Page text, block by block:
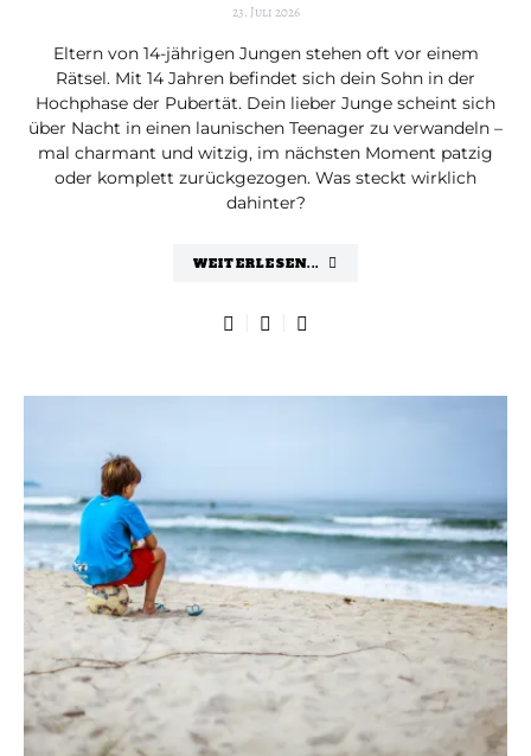
23. Juli 2026
Eltern von 14-jährigen Jungen stehen oft vor einem
Rätsel. Mit 14 Jahren befindet sich dein Sohn in der
Hochphase der Pubertät. Dein lieber Junge scheint sich
über Nacht in einen launischen Teenager zu verwandeln –
mal charmant und witzig, im nächsten Moment patzig
oder komplett zurückgezogen. Was steckt wirklich
dahinter?
WEITERLESEN...